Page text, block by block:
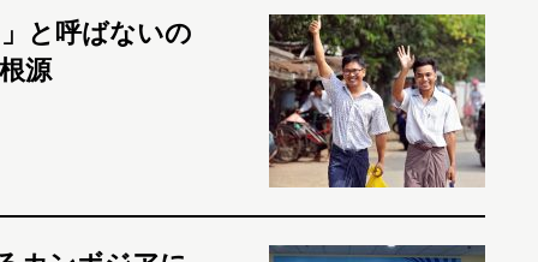
と呼ばないの
源